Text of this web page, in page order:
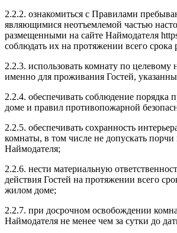
2.2.2. ознакомиться с Правилами
являющимися неотъемлемой частью
размещенными на сайте Наймодателя
соблюдать их на протяжении всего срока
2.2.3. использовать комнату по целевому
именно для проживания Гостей,
2.2.4. обеспечивать соблюдение порядка
доме и правил противопожарной
2.2.5. обеспечивать сохранность
комнаты, в том числе не допускать
Наймодателя;
2.2.6. нести материальную
действия Гостей на протяжении всего
жилом доме;
2.2.7. при досрочном освобождении
Наймодателя не менее чем за сутки до